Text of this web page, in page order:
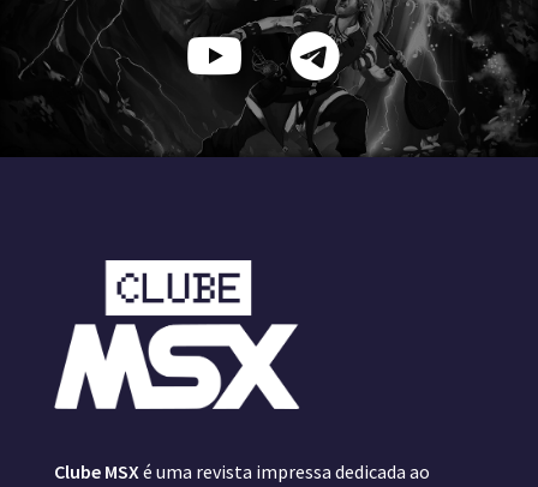
Clube MSX é uma revista impressa dedicada ao